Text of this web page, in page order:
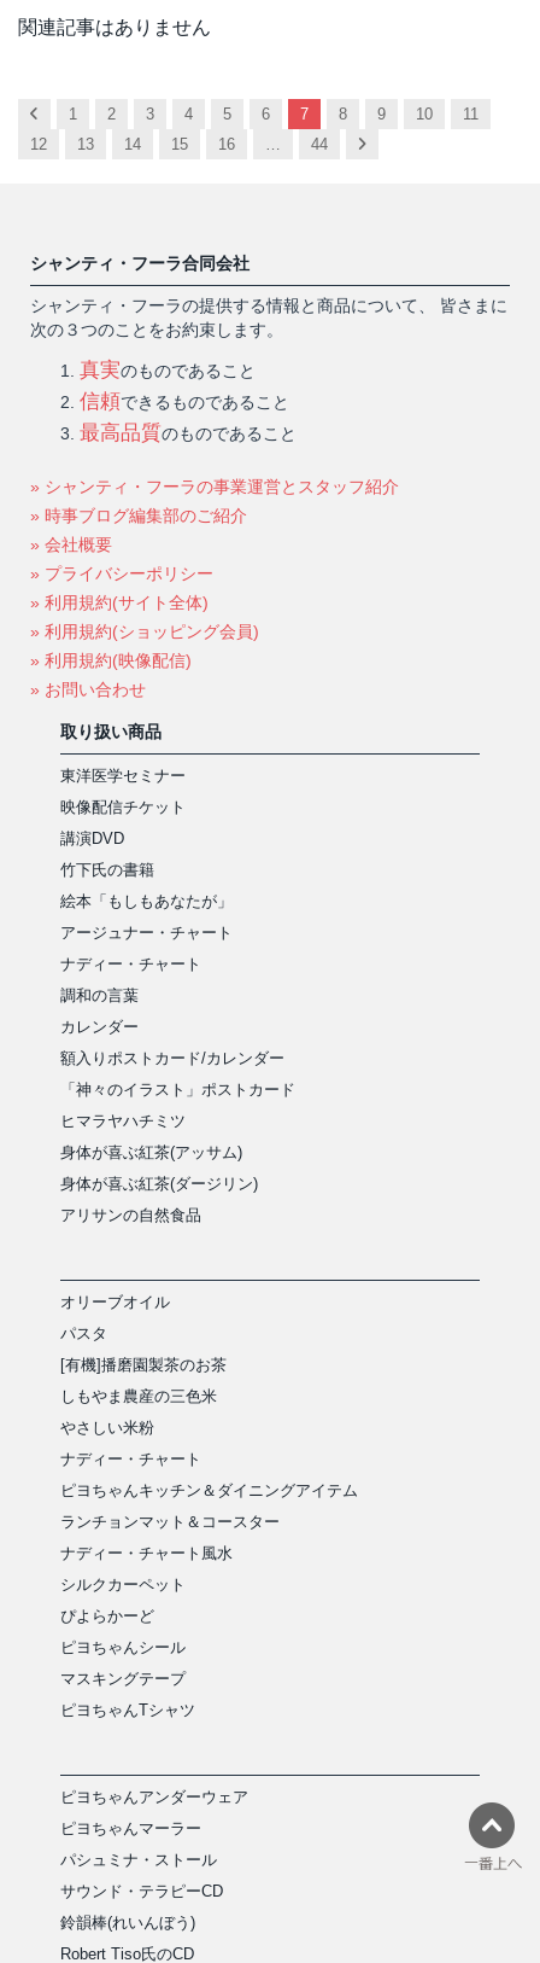
関連記事はありません
Previous
1 2 3 4 5 6 7 8 9 10
11
12
13 14 15 16 44 Next
シャンティ・フーラ合同会社
シャンティ・フーラの提供する情報と商品について、 皆さまに
次の３つのことをお約束します。
真実のものであること
信頼できるものであること
最高品質のものであること
» シャンティ・フーラの事業運営とスタッフ紹介
» 時事ブログ編集部のご紹介
» 会社概要
» プライバシーポリシー
» 利用規約(サイト全体)
» 利用規約(ショッピング会員)
» 利用規約(映像配信)
» お問い合わせ
取り扱い商品
東洋医学セミナー
映像配信チケット
講演DVD
竹下氏の書籍
絵本「もしもあなたが」
アージュナー・チャート
ナディー・チャート
調和の言葉
カレンダー
額入りポストカード/カレンダー
「神々のイラスト」ポストカード
ヒマラヤハチミツ
身体が喜ぶ紅茶(アッサム)
身体が喜ぶ紅茶(ダージリン)
アリサンの自然食品
オリーブオイル
パスタ
[有機]播磨園製茶のお茶
しもやま農産の三色米
やさしい米粉
ナディー・チャート
ピヨちゃんキッチン＆ダイニングアイテム
ランチョンマット＆コースター
ナディー・チャート風水
シルクカーペット
ぴよらかーど
ピヨちゃんシール
マスキングテープ
ピヨちゃんTシャツ
ピヨちゃんアンダーウェア
ピヨちゃんマーラー
パシュミナ・ストール
サウンド・テラピーCD
鈴韻棒(れいんぼう)
Robert Tiso氏のCD